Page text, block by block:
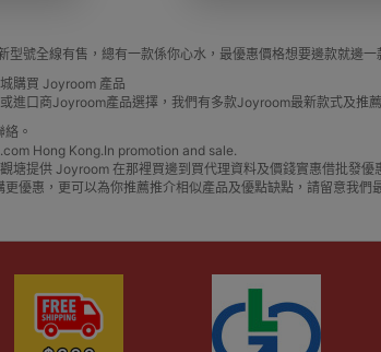
號全線有售，總有一款係你心水，最優惠價格想要邊款就邊
購買 Joyroom 產品
進口商Joyroom產品選擇，我們有多款Joyroom最新款式及推
。
Hong Kong.In promotion and sale.
塘提供 Joyroom 在那裡買邊到買代理資料及價錢實惠借批發優
優惠，更可以為你推薦推介相似產品及優點缺點，請留意我們